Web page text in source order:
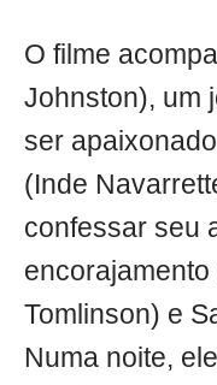
O filme
Johnston), um
ser
(Inde
confessar seu
Tomlinson) e
Numa noite,